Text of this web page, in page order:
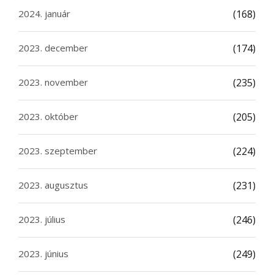
2024. január (168)
2023. december (174)
2023. november (235)
2023. október (205)
2023. szeptember (224)
2023. augusztus (231)
2023. július (246)
2023. június (249)